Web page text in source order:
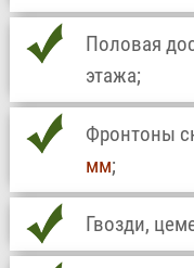
Половая
этажа;
Фронтоны
мм;
Гвозди,